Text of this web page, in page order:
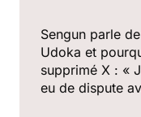
Sengun parle
Udoka et
supprimé X : «
eu de dispute